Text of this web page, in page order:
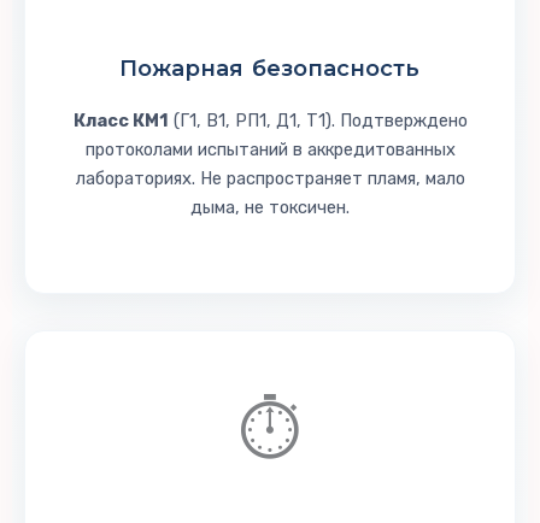
Пожарная безопасность
Класс КМ1 (Г1, В1, РП1, Д1, Т1). Подтверждено
протоколами испытаний в аккредитованных
лабораториях. Не распространяет пламя, мало
дыма, не токсичен.
⏱️